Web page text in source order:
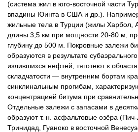
(система жил в юго-восточной части
впадины Юинта в США и др.).
жильные тела в Турции (жилы Харбол,
длины 3,5 км при мощности 20-80 м,
глубину до 500 м. Покровные залежи
образуются в результате
излившихся нефтей, тяготеют к
складчатости — внутренним бортам
синклинальным прогибам,
концентрацией битума при
Отдельные залежи с запасами в
образуют т. н. асфальтовые озёра
Тринидад, Гуаноко в восточной